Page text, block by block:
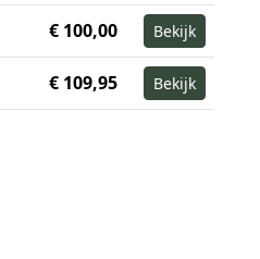
€ 100,00 Bekijk
€ 109,95 Bekijk